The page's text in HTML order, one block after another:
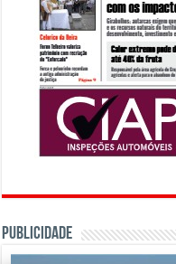
PUBLICIDADE